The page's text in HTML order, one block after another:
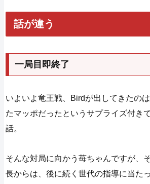
話が違う
一局目即終了
いよいよ竜王戦、Birdが出してきたの
たマッポだったというサプライズ付き
話。
そんな対局に向かう苺ちゃんですが、
長からは、後に続く世代の指導に当た